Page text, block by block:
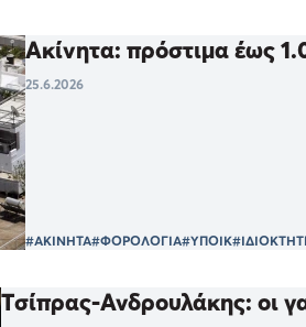
Ακίνητα: πρόστιμα έως
25.6.2026
#ΑΚΙΝΗΤΑ#ΦΟΡΟΛΟΓΙΑ#ΥΠΟΙΚ
Τσίπρας-Ανδρουλάκης: οι